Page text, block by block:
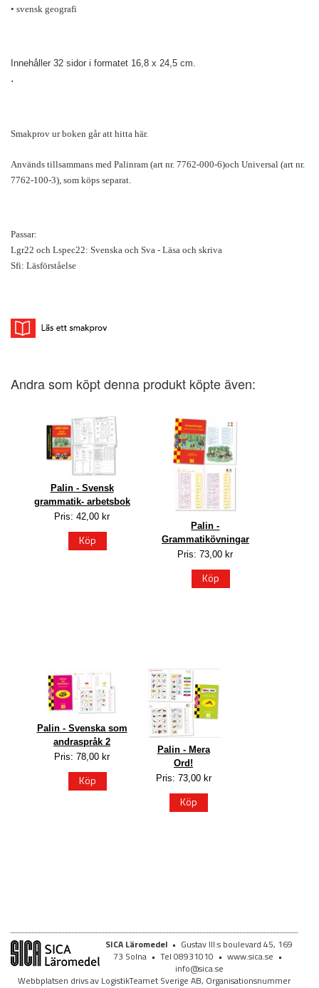
• svensk geografi
Innehåller 32 sidor i formatet 16,8 x 24,5 cm.
.
Smakprov ur boken går att hitta här.
Används tillsammans med Palinram (art nr. 7762-000-6)och Universal (art nr.
7762-100-3), som köps separat.
Passar:
Lgr22 och Lspec22: Svenska och Sva - Läsa och skriva
Sfi: Läsförståelse
Andra som köpt denna produkt köpte även:
Palin - Svensk
grammatik- arbetsbok
Pris: 42,00 kr
Köp
Palin -
Grammatikövningar
Pris: 73,00 kr
Köp
Palin - Svenska som
andraspråk 2
Pris: 78,00 kr
Köp
Palin - Mera
Ord!
Pris: 73,00 kr
Köp
SICA Läromedel • Gustav III:s boulevard 45, 169
73 Solna • Tel 08931010 • www.sica.se •
info@sica.se
Webbplatsen drivs av LogistikTeamet Sverige AB, Organisationsnummer